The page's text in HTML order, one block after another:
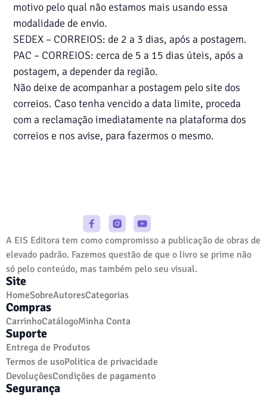
motivo pelo qual não estamos mais usando essa
modalidade de envio.
SEDEX – CORREIOS: de 2 a 3 dias, após a postagem.
PAC – CORREIOS: cerca de 5 a 15 dias úteis, após a
postagem, a depender da região.
Não deixe de acompanhar a postagem pelo site dos
correios. Caso tenha vencido a data limite, proceda
com a reclamação imediatamente na plataforma dos
correios e nos avise, para fazermos o mesmo.
A EIS Editora tem como compromisso a publicação de obras de
elevado padrão. Fazemos questão de que o livro se prime não
só pelo conteúdo, mas também pelo seu visual.
Site
HomeSobreAutoresCategorias
Compras
CarrinhoCatálogoMinha Conta
Suporte
Entrega de Produtos
Termos de usoPolitica de privacidade
DevoluçõesCondições de pagamento
Segurança